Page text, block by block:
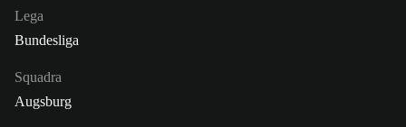
Lega
Bundesliga
Squadra
Augsburg